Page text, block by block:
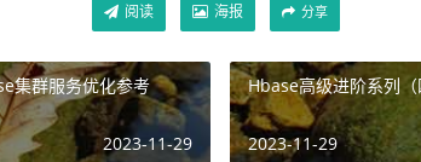
阅读 海报 分享
集群服务优化参考
2023-11-29
Hbase高级进阶系列
2023-11-29